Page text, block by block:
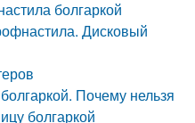
болгаркой
Дисковый
Почему нельзя
болгаркой